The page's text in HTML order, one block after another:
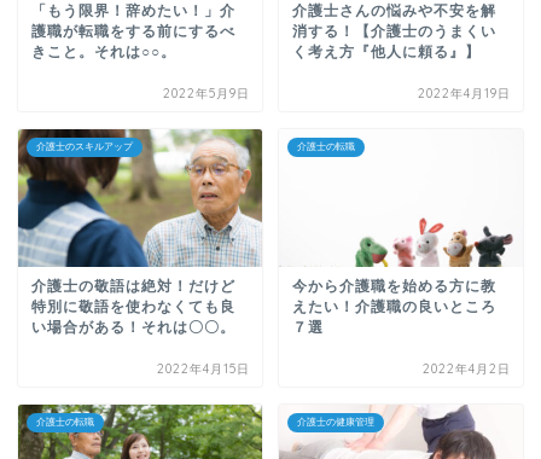
「もう限界！辞めたい！」介
護職が転職をする前にするべ
きこと。それは○○。
2022年5月9日
介護士さんの悩みや不安を解
消する！【介護士のうまくい
く考え方『他人に頼る』】
2022年4月19日
介護士のスキルアップ
介護士の敬語は絶対！だけど
特別に敬語を使わなくても良
い場合がある！それは〇〇。
2022年4月15日
介護士の転職
今から介護職を始める方に教
えたい！介護職の良いところ
７選
2022年4月2日
介護士の転職 介護士の健康管理